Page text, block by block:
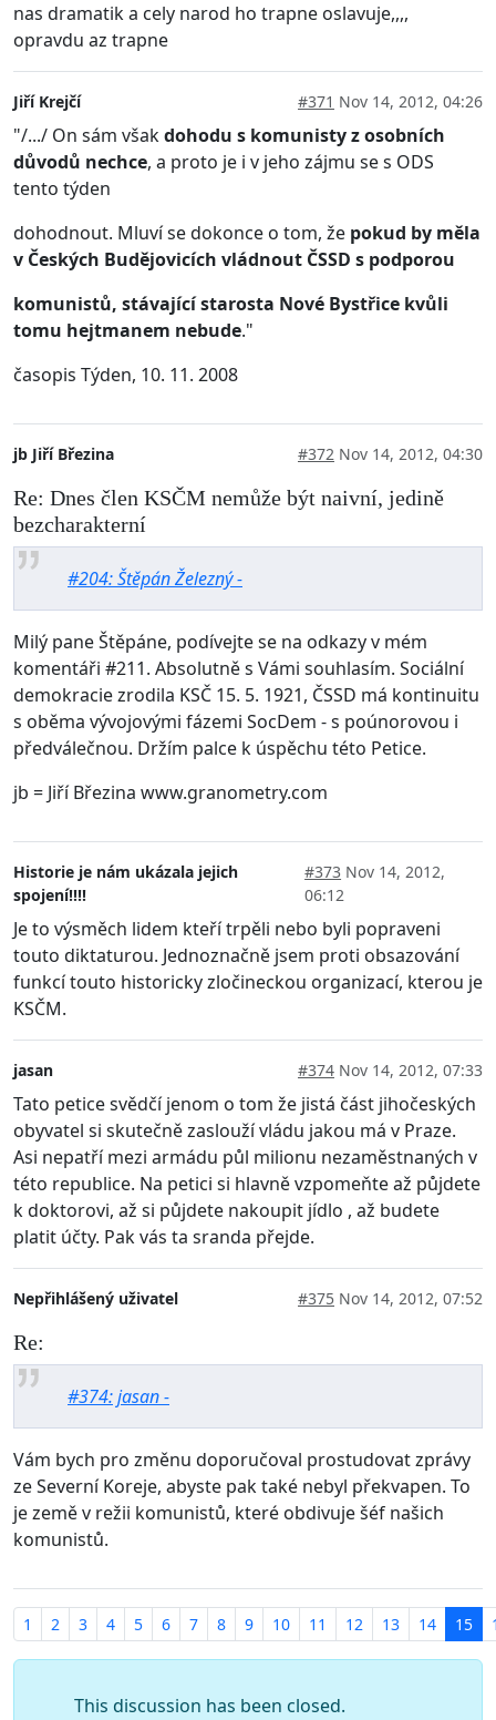
nas dramatik a cely narod ho trapne oslavuje,,,,
opravdu az trapne
Jiří Krejčí #371 Nov 14, 2012, 04:26
"/.../ On sám všakdohodu s komunisty z osobních
důvodů nechce, a proto je i v jeho zájmu se s ODS
tento týden
dohodnout. Mluví se dokonce o tom, že pokud by měla
v Českých Budějovicích vládnout ČSSD s podporou
komunistů, stávajícístarosta Nové Bystřice kvůli
tomu hejtmanem nebude."
časopis Týden, 10. 11. 2008
jb Jiří Březina #372 Nov 14, 2012, 04:30
Re: Dnes člen KSČM nemůže být naivní, jedině
bezcharakterní
#204: Štěpán Železný -
Milý pane Štěpáne, podívejte se na odkazy v mém
komentáři #211. Absolutně s Vámi souhlasím. Sociální
demokracie zrodila KSČ 15. 5. 1921, ČSSD má kontinuitu
s oběma vývojovými fázemi SocDem - s poúnorovou i
předválečnou. Držím palce k úspěchu této Petice.
jb = Jiří Březina www.granometry.com
Historie je nám ukázala jejich
spojení!!!!
#373 Nov 14, 2012,
06:12
Je to výsměch lidem kteří trpěli nebo byli popraveni
touto diktaturou. Jednoznačně jsem proti obsazování
funkcí touto historicky zločineckou organizací, kterou je
KSČM.
jasan #374 Nov 14, 2012, 07:33
Tato petice svědčí jenom o tom že jistá část jihočeských
obyvatel si skutečně zaslouží vládu jakou má v Praze.
Asi nepatří mezi armádu půl milionu nezaměstnaných v
této republice. Na petici si hlavně vzpomeňte až půjdete
k doktorovi, až si půjdete nakoupit jídlo , až budete
platit účty. Pak vás ta sranda přejde.
Nepřihlášený uživatel #375 Nov 14, 2012, 07:52
Re:
#374: jasan -
Vám bych pro změnu doporučoval prostudovat zprávy
ze Severní Koreje, abyste pak také nebyl překvapen. To
je země v režii komunistů, které obdivuje šéf našich
komunistů.
1 2 3 4 5 6 7 8 9 10 11 12 13 14 15
This discussion has been closed.